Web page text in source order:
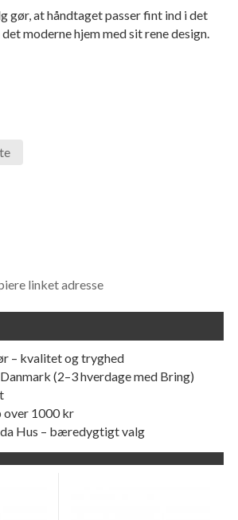
gør, at håndtaget passer fint ind i det
moderne hjem med sit rene design.
linket adresse
– kvalitet og tryghed
(2–3 hverdage med Bring)
over 1000 kr
Hus – bæredygtigt valg